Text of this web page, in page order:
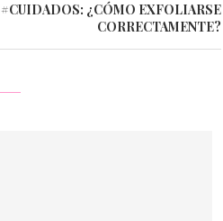
#CUIDADOS: ¿CÓMO EXFOLIARSE
CORRECTAMENTE?